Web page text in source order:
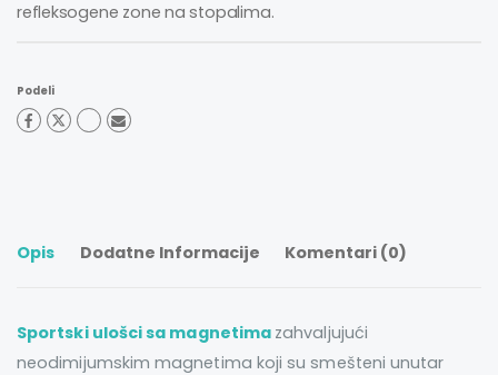
refleksogene zone na stopalima.
Podeli
Opis Dodatne Informacije Komentari (0)
Sportski ulošci sa magnetima zahvaljujući
neodimijumskim magnetima koji su smešteni unutar